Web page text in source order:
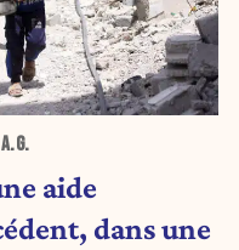
aide
dans une